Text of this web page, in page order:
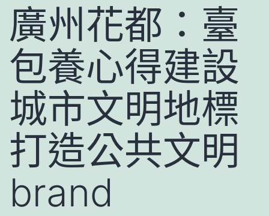
廣州花都：臺
包養心得建設
城市文明地標
打造公共文明
brand